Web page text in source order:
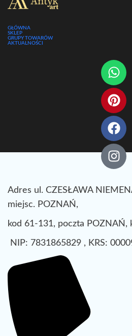
GŁÓWNA
SKLEP
GRUPY TOWARÓW
AKTUALNOŚCI
Adres ul. CZESŁAWA
miejsc. POZNAŃ,
kod 61-131, poczta POZNAŃ,
NIP: 7831865829 , KRS: